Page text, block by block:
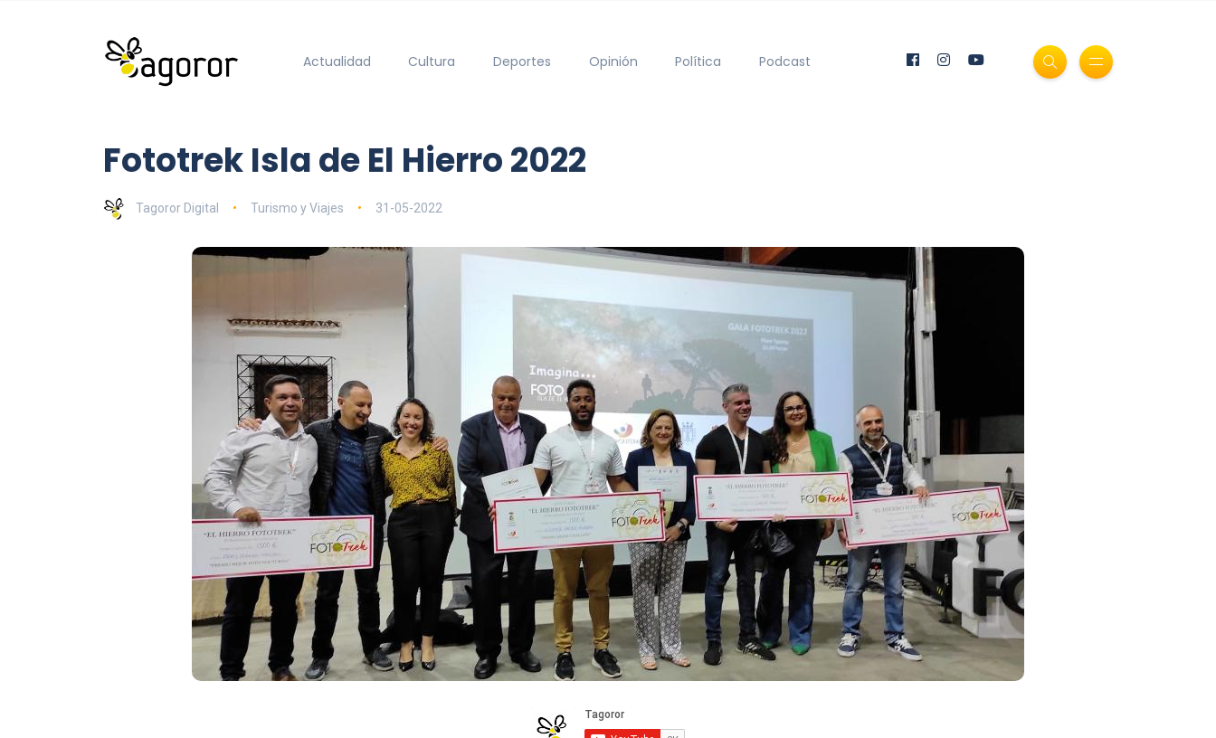
Actualidad Cultura Deportes Opinión Política Podcast
Fototrek Isla de El Hierro 2022
Tagoror Digital Turismo y Viajes 31-05-2022